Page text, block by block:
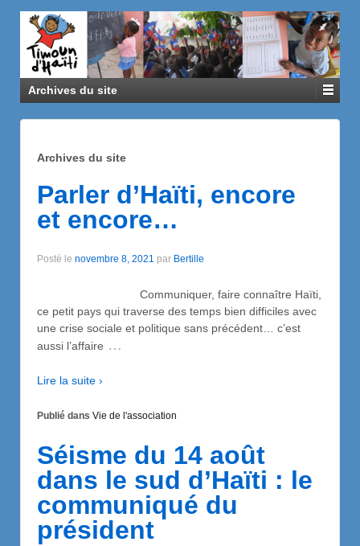
Archives du site
Archives du site
Parler d’Haïti, encore
et encore…
Posté le novembre 8, 2021 par Bertille
Communiquer, faire connaître Haïti,
ce petit pays qui traverse des temps bien difficiles avec
une crise sociale et politique sans précédent… c’est
aussi l’affaire …
Lire la suite ›
Publié dans Vie de l'association
Séisme du 14 août
dans le sud d’Haïti : le
communiqué du
président